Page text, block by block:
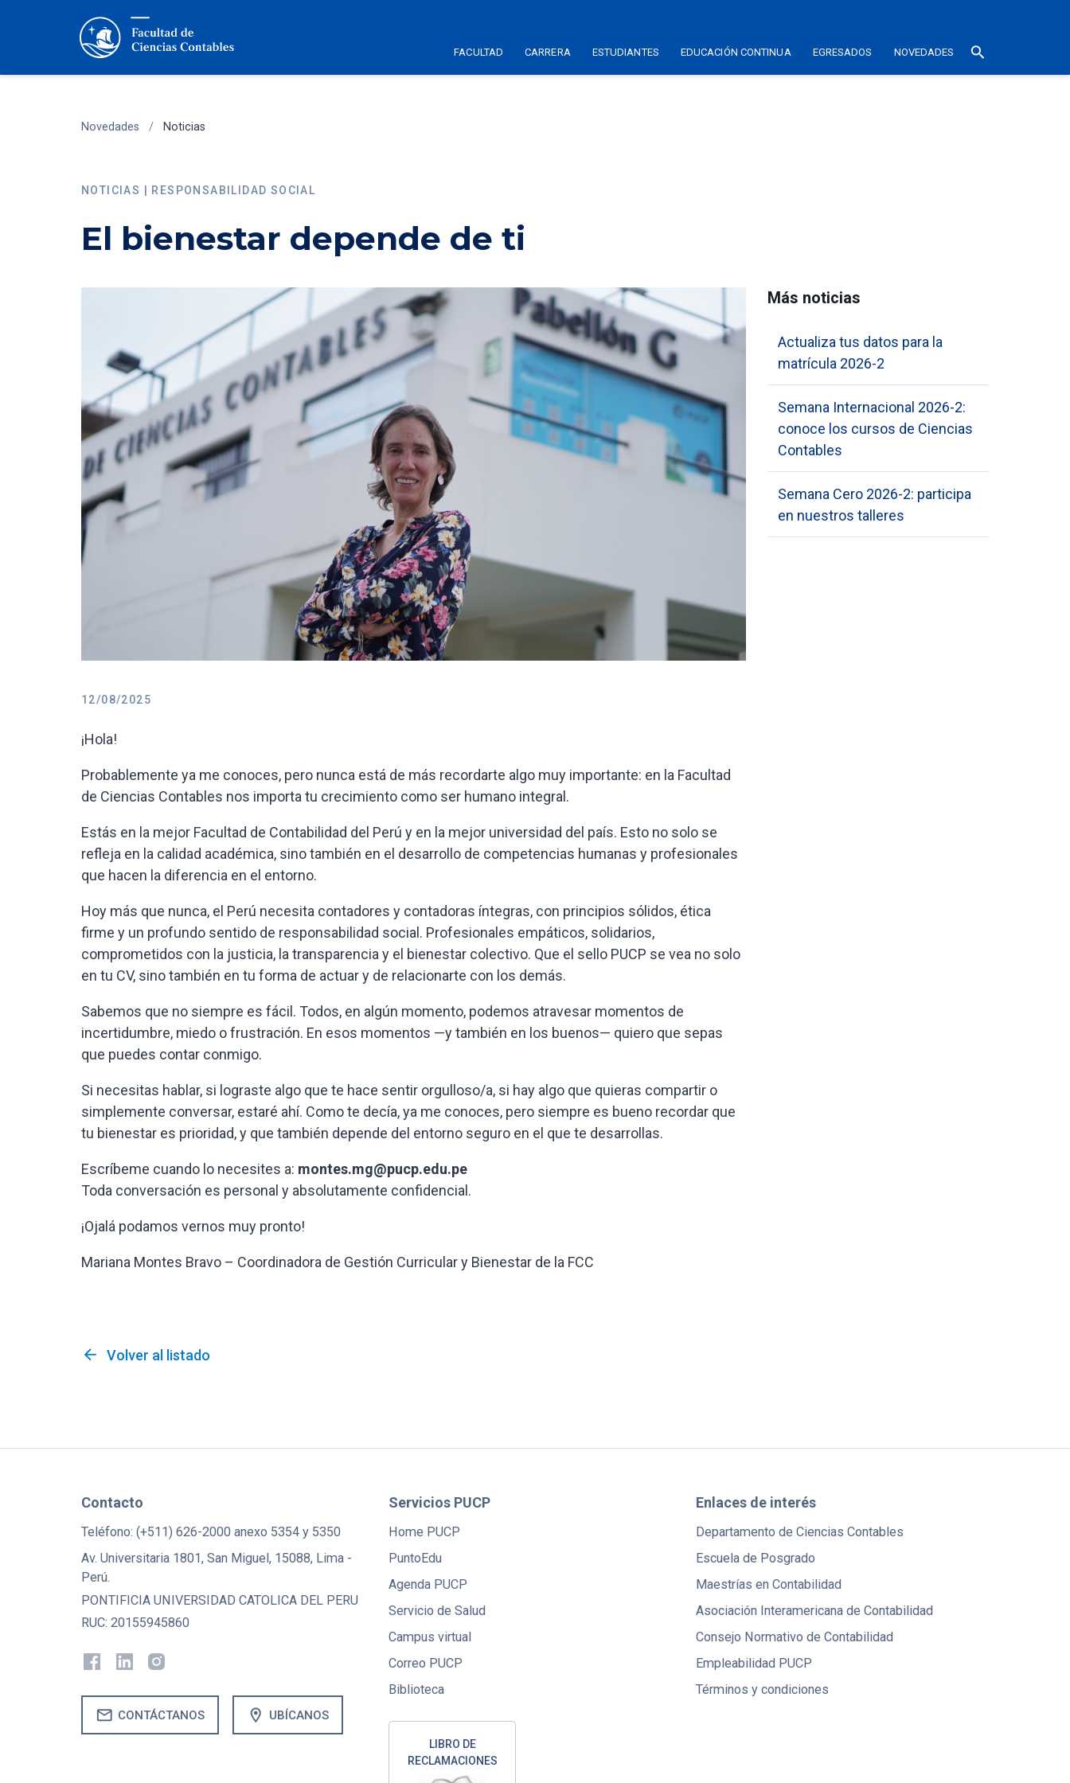
FACULTAD CARRERA ESTUDIANTES EDUCACIÓN CONTINUA EGRESADOS NOVEDADES search
Novedades / Noticias
NOTICIAS | RESPONSABILIDAD SOCIAL
El bienestar depende de ti
12/08/2025
¡Hola!
Probablemente ya me conoces, pero nunca está de más recordarte algo muy importante: en la Facultad
de Ciencias Contables nos importa tu crecimiento como ser humano integral.
Estás en la mejor Facultad de Contabilidad del Perú y en la mejor universidad del país. Esto no solo se
refleja en la calidad académica, sino también en el desarrollo de competencias humanas y profesionales
que hacen la diferencia en el entorno.
Hoy más que nunca, el Perú necesita contadores y contadoras íntegras, con principios sólidos, ética
firme y un profundo sentido de responsabilidad social. Profesionales empáticos, solidarios,
comprometidos con la justicia, la transparencia y el bienestar colectivo. Que el sello PUCP se vea no solo
en tu CV, sino también en tu forma de actuar y de relacionarte con los demás.
Sabemos que no siempre es fácil. Todos, en algún momento, podemos atravesar momentos de
incertidumbre, miedo o frustración. En esos momentos —y también en los buenos— quiero que sepas
que puedes contar conmigo.
Si necesitas hablar, si lograste algo que te hace sentir orgulloso/a, si hay algo que quieras compartir o
simplemente conversar, estaré ahí. Como te decía, ya me conoces, pero siempre es bueno recordar que
tu bienestar es prioridad, y que también depende del entorno seguro en el que te desarrollas.
Escríbeme cuando lo necesites a: montes.mg@pucp.edu.pe
Toda conversación es personal y absolutamente confidencial.
¡Ojalá podamos vernos muy pronto!
Mariana Montes Bravo – Coordinadora de Gestión Curricular y Bienestar de la FCC
arrow_back Volver al listado
Más noticias
Actualiza tus datos para la
matrícula 2026-2
Semana Internacional 2026-2:
conoce los cursos de Ciencias
Contables
Semana Cero 2026-2: participa
en nuestros talleres
Contacto
Teléfono: (+511) 626-2000 anexo 5354 y 5350
Av. Universitaria 1801, San Miguel, 15088, Lima -
Perú.
PONTIFICIA UNIVERSIDAD CATOLICA DEL PERU
RUC: 20155945860
mail CONTÁCTANOS location_on UBÍCANOS
Servicios PUCP
Home PUCP
PuntoEdu
Agenda PUCP
Servicio de Salud
Campus virtual
Correo PUCP
Biblioteca
LIBRO DE
RECLAMACIONES
Enlaces de interés
Departamento de Ciencias Contables
Escuela de Posgrado
Maestrías en Contabilidad
Asociación Interamericana de Contabilidad
Consejo Normativo de Contabilidad
Empleabilidad PUCP
Términos y condiciones